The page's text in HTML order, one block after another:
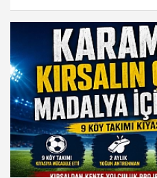
Yakalandı, 15 Kişi